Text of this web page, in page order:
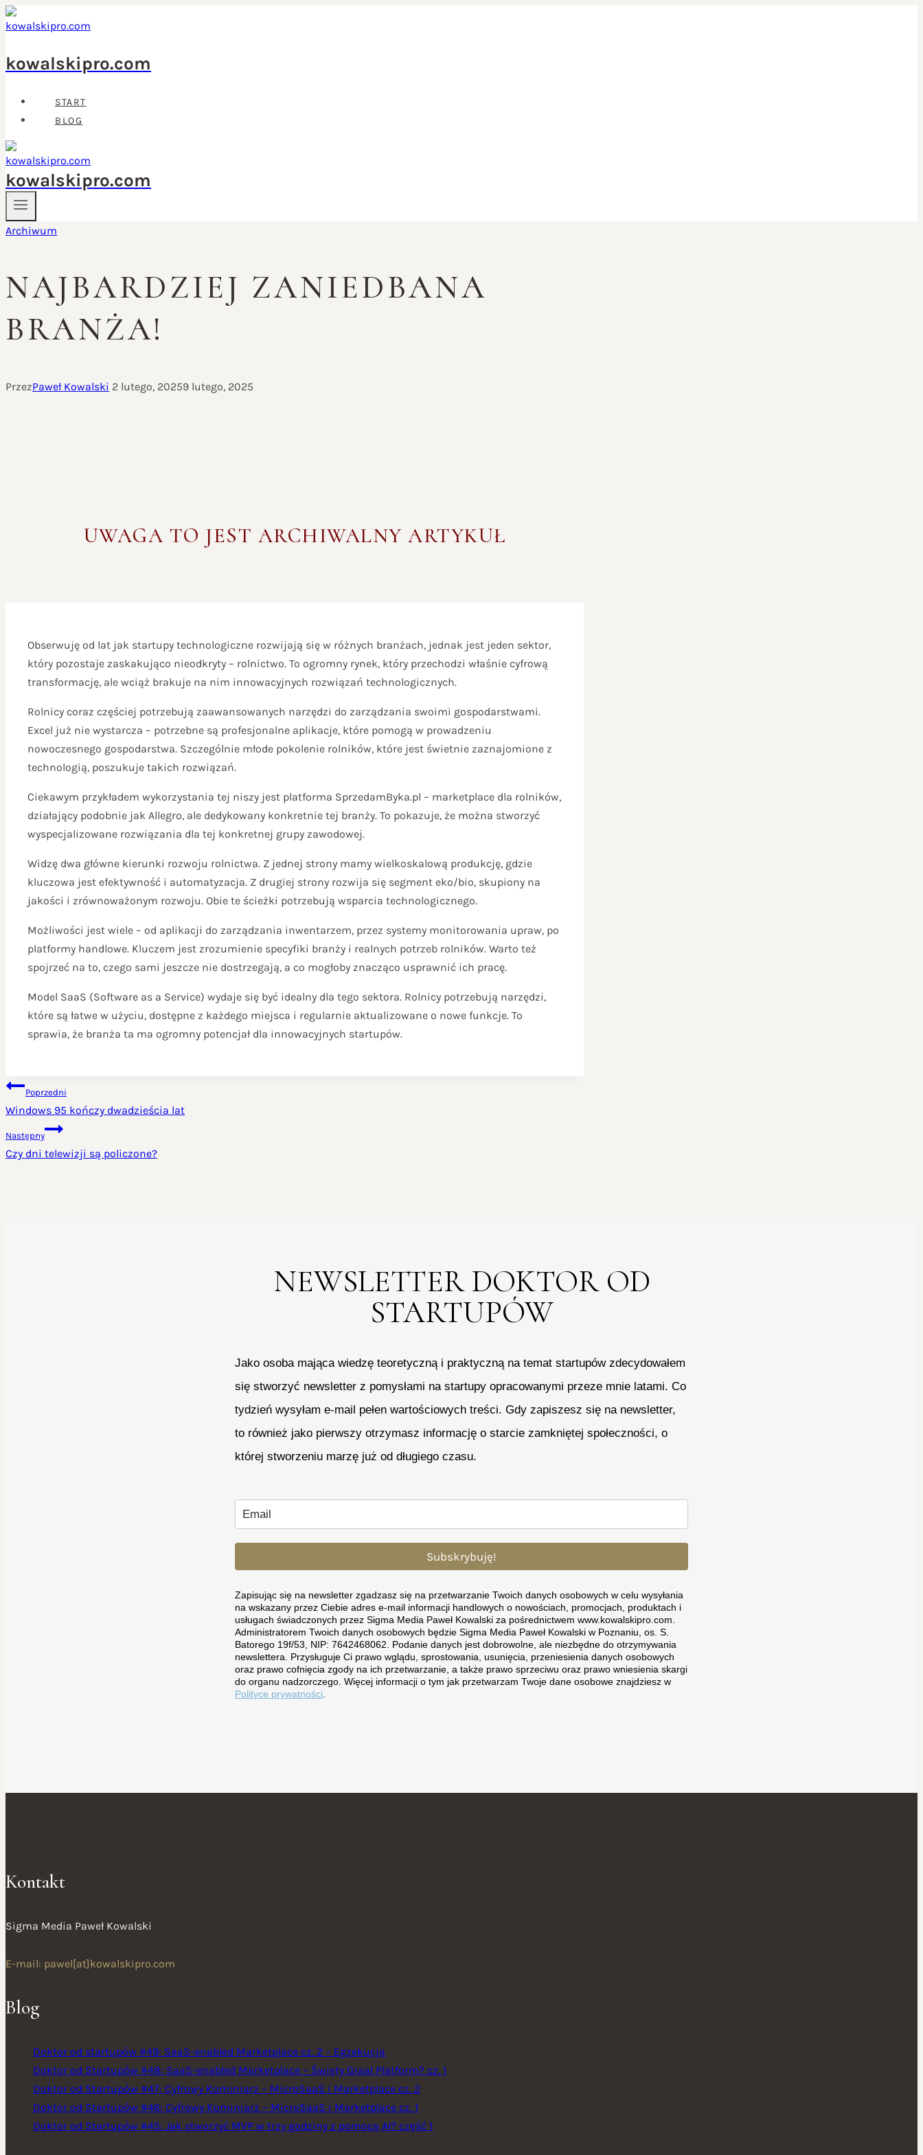
Przejdź
do
kowalskipro.com
START
BLOG
kowalskipro.com
Archiwum
NAJBARDZIEJ ZANIEDBANA
BRANŻA!
PrzezPaweł Kowalski 2 lutego, 20259 lutego, 2025
UWAGA TO JEST ARCHIWALNY ARTYKUŁ
Obserwuję od lat jak startupy technologiczne rozwijają się w różnych branżach, jednak jest jeden sektor,
który pozostaje zaskakująco nieodkryty – rolnictwo. To ogromny rynek, który przechodzi właśnie cyfrową
transformację, ale wciąż brakuje na nim innowacyjnych rozwiązań technologicznych.
Rolnicy coraz częściej potrzebują zaawansowanych narzędzi do zarządzania swoimi gospodarstwami.
Excel już nie wystarcza – potrzebne są profesjonalne aplikacje, które pomogą w prowadzeniu
nowoczesnego gospodarstwa. Szczególnie młode pokolenie rolników, które jest świetnie zaznajomione z
technologią, poszukuje takich rozwiązań.
Ciekawym przykładem wykorzystania tej niszy jest platforma SprzedamByka.pl – marketplace dla rolników,
działający podobnie jak Allegro, ale dedykowany konkretnie tej branży. To pokazuje, że można stworzyć
wyspecjalizowane rozwiązania dla tej konkretnej grupy zawodowej.
Widzę dwa główne kierunki rozwoju rolnictwa. Z jednej strony mamy wielkoskalową produkcję, gdzie
kluczowa jest efektywność i automatyzacja. Z drugiej strony rozwija się segment eko/bio, skupiony na
jakości i zrównoważonym rozwoju. Obie te ścieżki potrzebują wsparcia technologicznego.
Możliwości jest wiele – od aplikacji do zarządzania inwentarzem, przez systemy monitorowania upraw, po
platformy handlowe. Kluczem jest zrozumienie specyfiki branży i realnych potrzeb rolników. Warto też
spojrzeć na to, czego sami jeszcze nie dostrzegają, a co mogłoby znacząco usprawnić ich pracę.
Model SaaS (Software as a Service) wydaje się być idealny dla tego sektora. Rolnicy potrzebują narzędzi,
które są łatwe w użyciu, dostępne z każdego miejsca i regularnie aktualizowane o nowe funkcje. To
sprawia, że branża ta ma ogromny potencjał dla innowacyjnych startupów.
NAWIGACJA
WPISU
Poprzedni
Windows 95 kończy dwadzieścia lat
Następny
Czy dni telewizji są policzone?
NEWSLETTER DOKTOR OD
STARTUPÓW
Jako osoba mająca wiedzę teoretyczną i praktyczną na temat startupów zdecydowałem
się stworzyć newsletter z pomysłami na startupy opracowanymi przeze mnie latami. Co
tydzień wysyłam e-mail pełen wartościowych treści. Gdy zapiszesz się na newsletter,
to również jako pierwszy otrzymasz informację o starcie zamkniętej społeczności, o
której stworzeniu marzę już od długiego czasu.
Subskrybuję!
Zapisując się na newsletter zgadzasz się na przetwarzanie Twoich danych osobowych w celu wysyłania
na wskazany przez Ciebie adres e-mail informacji handlowych o nowościach, promocjach, produktach i
usługach świadczonych przez Sigma Media Paweł Kowalski za pośrednictwem www.kowalskipro.com.
Administratorem Twoich danych osobowych będzie Sigma Media Paweł Kowalski w Poznaniu, os. S.
Batorego 19f/53, NIP: 7642468062. Podanie danych jest dobrowolne, ale niezbędne do otrzymywania
newslettera. Przysługuje Ci prawo wglądu, sprostowania, usunięcia, przeniesienia danych osobowych
oraz prawo cofnięcia zgody na ich przetwarzanie, a także prawo sprzeciwu oraz prawo wniesienia skargi
do organu nadzorczego. Więcej informacji o tym jak przetwarzam Twoje dane osobowe znajdziesz w
Polityce prywatności
Kontakt
Sigma Media Paweł Kowalski
E-mail: pawel[at]kowalskipro.com
Blog
Doktor od startupów #49: SaaS-enabled Marketplace cz. 2 – Egzekucja
Doktor od Startupów #48: SaaS-enabled Marketplace – Święty Graal Platform? cz. 1
Doktor od Startupów #47: Cyfrowy Kominiarz – MicroSaaS i Marketplace cz. 2
Doktor od Startupów #46: Cyfrowy Kominiarz – MicroSaaS i Marketplace cz. 1
Doktor od Startupów #45: Jak stworzyć MVP w trzy godziny z pomocą AI? część 1